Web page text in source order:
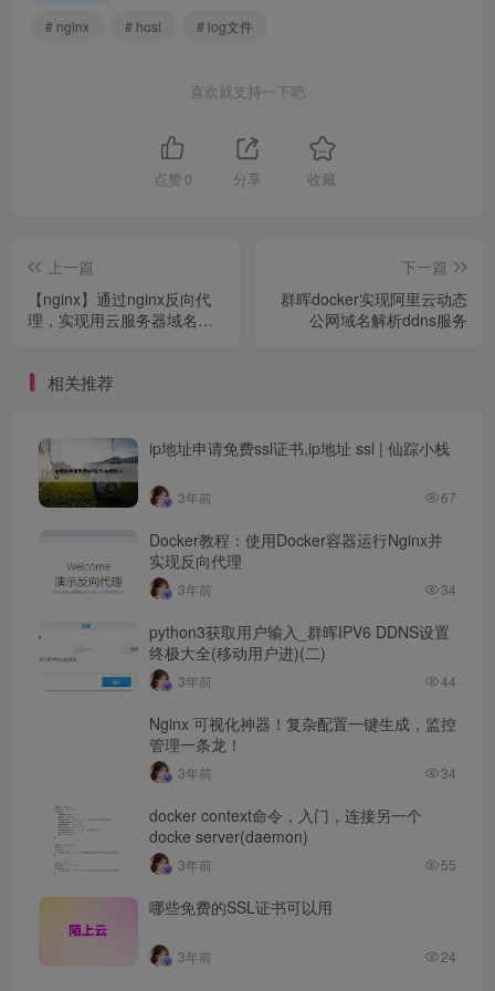
# nginx # host # log文件
喜欢就支持一下吧
点赞 0 分享 收藏
上一篇
【nginx】通过nginx反向代
理，实现用云服务器域名
下一篇
群晖docker实现阿里云动态
公网域名解析ddns服务
相关推荐
ip地址申请免费ssl证书,ip地址 ssl | 仙踪小栈
3年前 67
Docker教程：使用Docker容器运行Nginx并
实现反向代理
3年前 34
python3获取用户输入_群晖IPV6 DDNS设置
终极大全(移动用户进)(二)
3年前 44
Nginx 可视化神器！复杂配置一键生成，监控
管理一条龙！
3年前 34
docker context命令，入门，连接另一个
docke server(daemon)
3年前 55
哪些免费的SSL证书可以用
3年前 24